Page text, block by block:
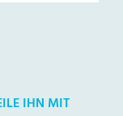
IHN MIT